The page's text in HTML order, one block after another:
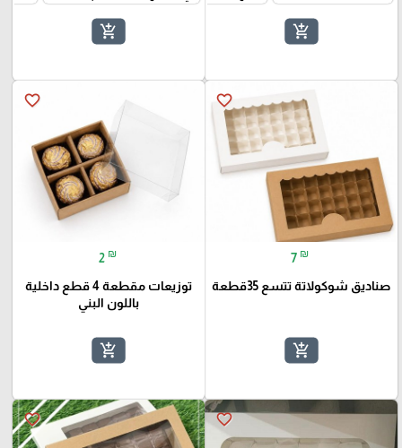
add_shopping_cart
add_shopping_cart
favorite_border
7 ₪
صناديق شوكولاتة تتسع 35قطعة
add_shopping_cart
favorite_border
2 ₪
توزيعات مقطعة 4 قطع داخلية
باللون البني
add_shopping_cart
favorite_border
favorite_border